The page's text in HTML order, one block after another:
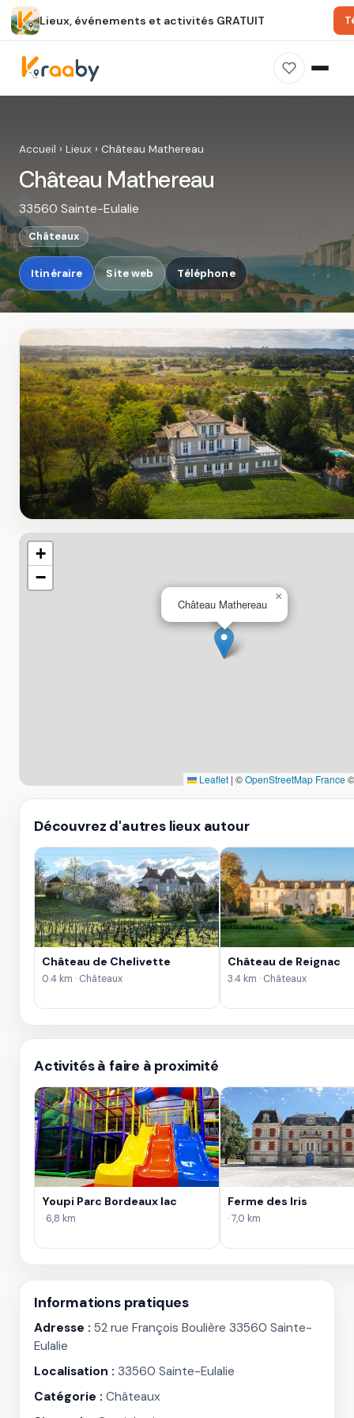
Lieux, événements et activités GRATUIT
spot dans Kraaby.
Accueil › Lieux › Château Mathereau
Château Mathereau
33560 Sainte-Eulalie
Châteaux
Itinéraire Site web Téléphone
Château Mathereau
×
+
−
Leaflet | ©OpenStreetMap France
Découvrez d'autres lieux autour
Château de Chelivette
0.4 km · Châteaux
Château de Reignac
3.4 km · Châteaux
Activités à faire à proximité
Youpi Parc Bordeaux lac
· 6,8 km
Ferme des Iris
· 7,0 km
Informations pratiques
Adresse : 52 rue François Boulière 33560 Sainte-
Eulalie
Localisation : 33560 Sainte-Eulalie
Catégorie : Châteaux